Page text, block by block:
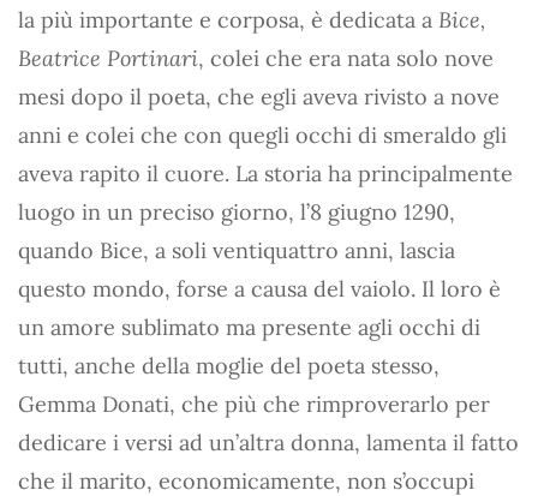
la più importante e corposa, è dedicata a Bice,
Beatrice Portinari, colei che era nata solo nove
mesi dopo il poeta, che egli aveva rivisto a nove
anni e colei che con quegli occhi di smeraldo gli
aveva rapito il cuore. La storia ha principalmente
luogo in un preciso giorno, l’8 giugno 1290,
quando Bice, a soli ventiquattro anni, lascia
questo mondo, forse a causa del vaiolo. Il loro è
un amore sublimato ma presente agli occhi di
tutti, anche della moglie del poeta stesso,
Gemma Donati, che più che rimproverarlo per
dedicare i versi ad un’altra donna, lamenta il fatto
che il marito, economicamente, non s’occupi